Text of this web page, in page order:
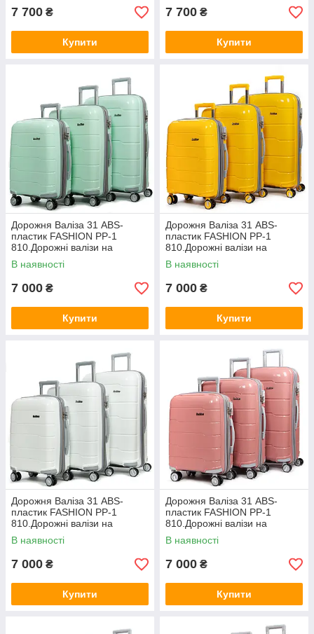
7 700 ₴
Купити
7 700 ₴
Купити
Дорожня Валіза 31 ABS-
пластик FASHION PP-1
810.Дорожні валізи на
колесах гуртом і в роздріб в
Україні
В наявності
7 000 ₴
Купити
Дорожня Валіза 31 ABS-
пластик FASHION PP-1
810.Дорожні валізи на
колесах гуртом і в роздріб в
Україні
В наявності
7 000 ₴
Купити
Дорожня Валіза 31 ABS-
пластик FASHION PP-1
810.Дорожні валізи на
колесах гуртом і в роздріб в
Україні
В наявності
7 000 ₴
Купити
Дорожня Валіза 31 ABS-
пластик FASHION PP-1
810.Дорожні валізи на
колесах гуртом і в роздріб в
Україні
В наявності
7 000 ₴
Купити